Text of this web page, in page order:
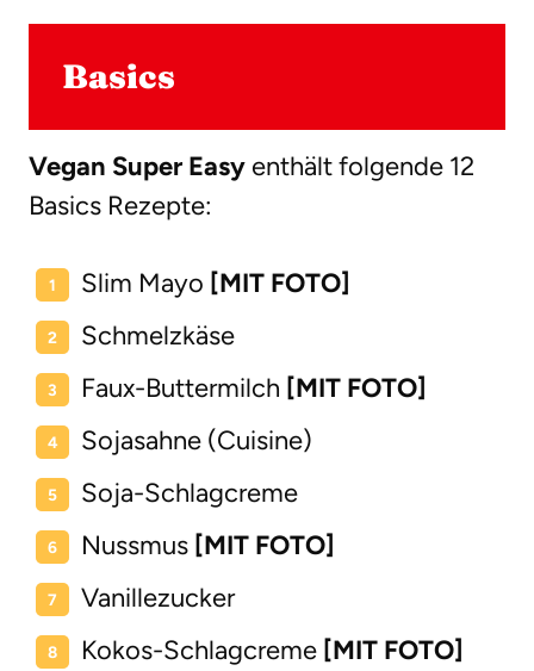
Basics
Vegan Super Easy enthält folgende 12
Basics Rezepte:
Slim Mayo [MIT FOTO]
Schmelzkäse
Faux-Buttermilch [MIT FOTO]
Sojasahne (Cuisine)
Soja-Schlagcreme
Nussmus [MIT FOTO]
Vanillezucker
Kokos-Schlagcreme [MIT FOTO]